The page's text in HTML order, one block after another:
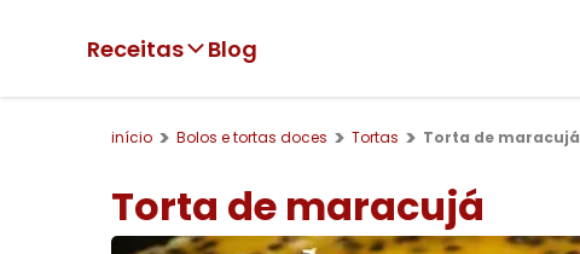
Receitas Blog
início Bolos e tortas doces Tortas Torta de maracujá
Torta de maracujá